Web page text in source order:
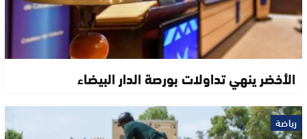
الأخضر ينهي تداولات بورصة الدار البيضاء
رياضة